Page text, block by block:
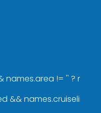
names.area != '' ?
&& names.cruiseline !=